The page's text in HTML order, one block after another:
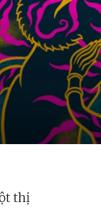
thị